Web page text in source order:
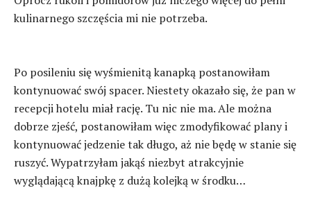
kulinarnego szczęścia mi nie potrzeba.
Po posileniu się wyśmienitą kanapką postanowiłam
kontynuować swój spacer. Niestety okazało się, że pan w
recepcji hotelu miał rację. Tu nic nie ma. Ale można
dobrze zjeść, postanowiłam więc zmodyfikować plany i
kontynuować jedzenie tak długo, aż nie będę w stanie się
ruszyć. Wypatrzyłam jakąś niezbyt atrakcyjnie
wyglądającą knajpkę z dużą kolejką w środku…